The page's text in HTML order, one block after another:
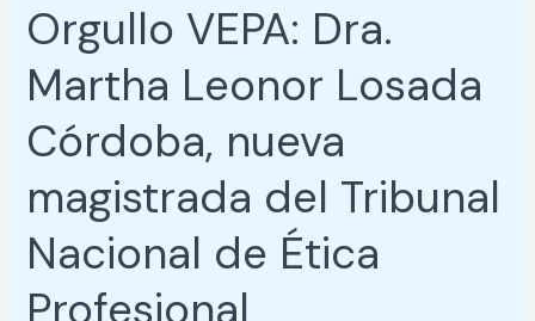
Orgullo VEPA: Dra.
Martha Leonor Losada
Córdoba, nueva
magistrada del Tribunal
Nacional de Ética
Orgullo
VEPA:
Dra.
Leonor
Córdoba,
nueva
magistrada
del